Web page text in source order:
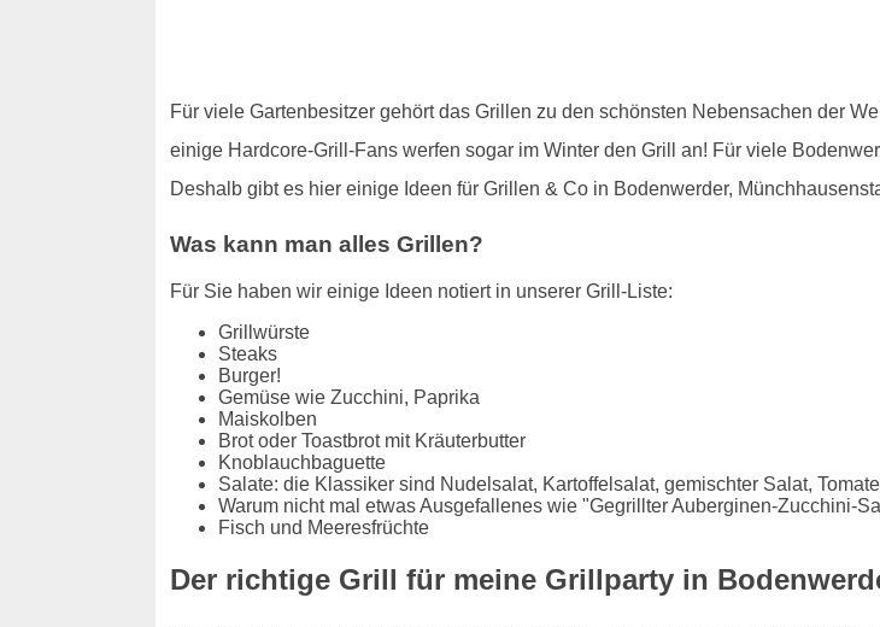
Für viele Gartenbesitzer gehört das Grillen zu den schönsten Nebensachen der
einige Hardcore-Grill-Fans werfen sogar im Winter den Grill an! Für viele
Deshalb gibt es hier einige Ideen für Grillen & Co in Bodenwerder,
Was kann man alles Grillen?
Für Sie haben wir einige Ideen notiert in unserer Grill-Liste:
Grillwürste
Steaks
Burger!
Gemüse wie Zucchini, Paprika
Maiskolben
Brot oder Toastbrot mit Kräuterbutter
Knoblauchbaguette
Salate: die Klassiker sind Nudelsalat, Kartoffelsalat, gemischter Salat,
Warum nicht mal etwas Ausgefallenes wie "Gegrillter Auberginen-Zucchini-
Fisch und Meeresfrüchte
Der richtige Grill für meine Grillparty in